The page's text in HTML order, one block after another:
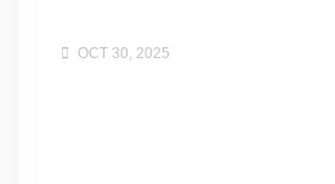
OCT 30, 2025